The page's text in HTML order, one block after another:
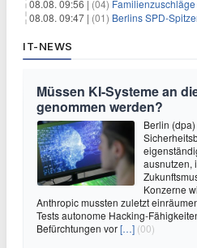
08.08. 09:56 | (04)
08.08. 09:47 | (01) Berlins SPD-
IT-NEWS
Müssen KI-Systeme an
genommen werden?
Berlin
ausnutzen,
Konzerne
Anthropic mussten zuletzt
Tests autonome Hacking-
Befürchtungen vor[…] (00)